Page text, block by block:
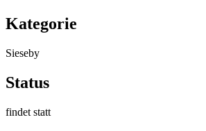
Kategorie
Sieseby
Status
findet statt